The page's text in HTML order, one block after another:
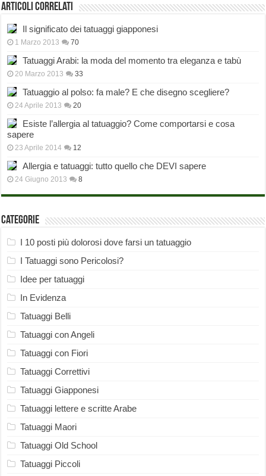
Articoli correlati
Il significato dei tatuaggi giapponesi
1 Marzo 2013 70
Tatuaggi Arabi: la moda del momento tra eleganza e tabù
20 Marzo 2013 33
Tatuaggio al polso: fa male? E che disegno scegliere?
24 Aprile 2013 20
Esiste l’allergia al tatuaggio? Come comportarsi e cosa
sapere
23 Aprile 2014 12
Allergia e tatuaggi: tutto quello che DEVI sapere
24 Giugno 2013 8
Categorie
I 10 posti più dolorosi dove farsi un tatuaggio
I Tatuaggi sono Pericolosi?
Idee per tatuaggi
In Evidenza
Tatuaggi Belli
Tatuaggi con Angeli
Tatuaggi con Fiori
Tatuaggi Correttivi
Tatuaggi Giapponesi
Tatuaggi lettere e scritte Arabe
Tatuaggi Maori
Tatuaggi Old School
Tatuaggi Piccoli